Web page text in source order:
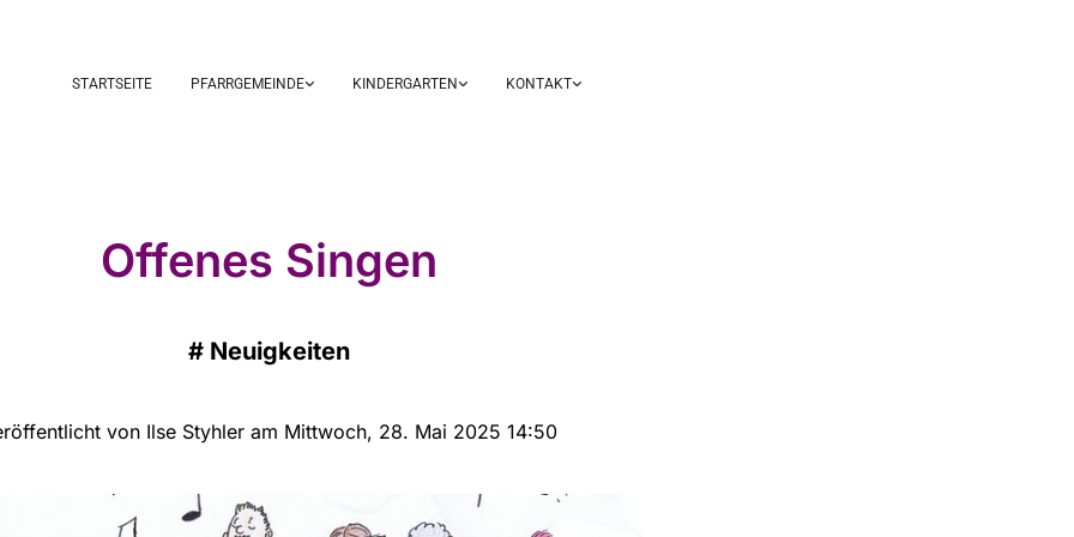
STARTSEITE PFARRGEMEINDE KINDERGARTEN KONTAKT
Offenes Singen
# Neuigkeiten
von Ilse Styhler am Mittwoch, 28. Mai 2025 14:50